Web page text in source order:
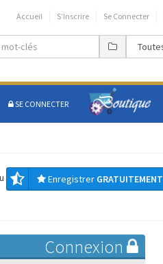
Accueil S’Inscrire Se Connecter
SE CONNECTER
Enregistrer GRATUITEMENT
Connexion